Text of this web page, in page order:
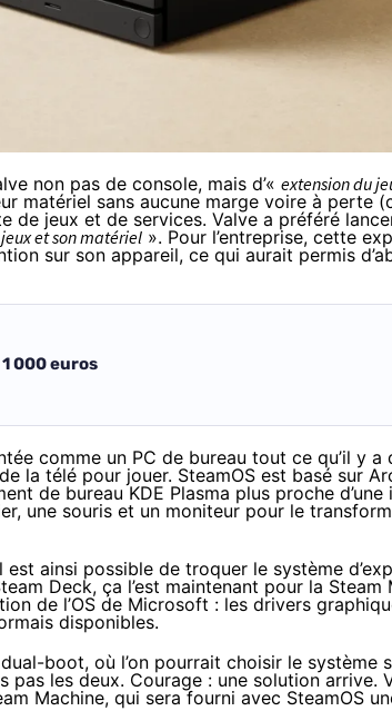
non pas de console, mais d’« extension du
matériel sans aucune marge voire à perte
de jeux et de services. Valve a préféré
et son matériel ». Pour l’entreprise, cette
sur son appareil, ce qui aurait permis
000 euros
comme un PC de bureau tout ce qu’il y
la télé pour jouer. SteamOS est basé sur
de bureau KDE Plasma plus proche
une souris et un moniteur pour le
est ainsi possible de troquer le système
Deck, ça l’est maintenant pour la Steam
de l’OS de Microsoft : les drivers
disponibles.
boot, où l’on pourrait choisir le système
pas les deux. Courage : une solution arrive.
Machine, qui sera fourni avec SteamOS